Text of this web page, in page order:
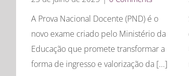
A Prova Nacional Docente (PND) é o
novo exame criado pelo Ministério da
Educação que promete transformar a
forma de ingresso e valorização da [...]